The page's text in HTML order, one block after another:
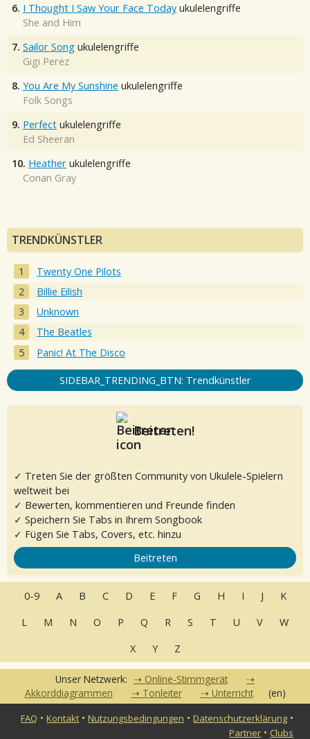
6. I Thought I Saw Your Face Today ukulelengriffe
She and Him
7. Sailor Song ukulelengriffe
Gigi Perez
8. You Are My Sunshine ukulelengriffe
Folk Songs
9. Perfect ukulelengriffe
Ed Sheeran
10. Heather ukulelengriffe
Conan Gray
TRENDKÜNSTLER
Twenty One Pilots
Billie Eilish
Unknown
The Beatles
Panic! At The Disco
SIDEBAR_TRENDING_BTN: Trendkünstler
Beitreten!
✓ Treten Sie der größten Community von Ukulele-Spielern
weltweit bei
✓ Bewerten, kommentieren und Freunde finden
✓ Speichern Sie Tabs in Ihrem Songbook
✓ Fügen Sie Tabs, Covers, etc. hinzu
Beitreten
0-9 A B C D E F G H I J
K
L
M N O P Q R S T U V
W
X
Y Z
Unser Netzwerk:
Online-Stimmgerät
Akkorddiagrammen
Tonleiter Unterricht (en)
FAQ •Kontakt •Nutzungsbedingungen •Datenschutzerklärung •
Partner • Clubs